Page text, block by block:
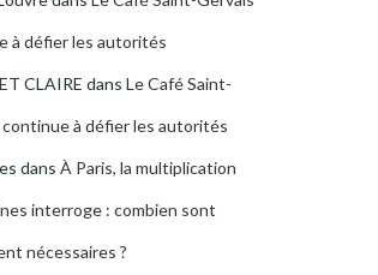
à défier les autorités
CLAIRE dans Le Café Saint-
continue à défier les autorités
dans À Paris, la multiplication
interroge : combien sont
nécessaires ?